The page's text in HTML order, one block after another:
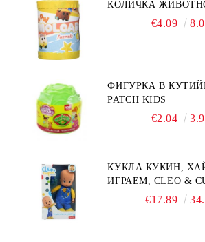
КОЛИЧКА
€4.09
ФИГУРКА В
PATCH KIDS
€2.04
КУКЛА КУКИН,
ИГРАЕМ, CLEO &
€17.89